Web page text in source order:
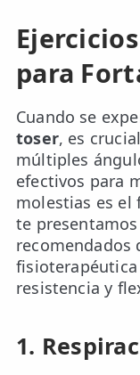
para
Cuando se
toser, es
múltiples
efectivos para
molestias es
te
recomendados
resistencia y
1.